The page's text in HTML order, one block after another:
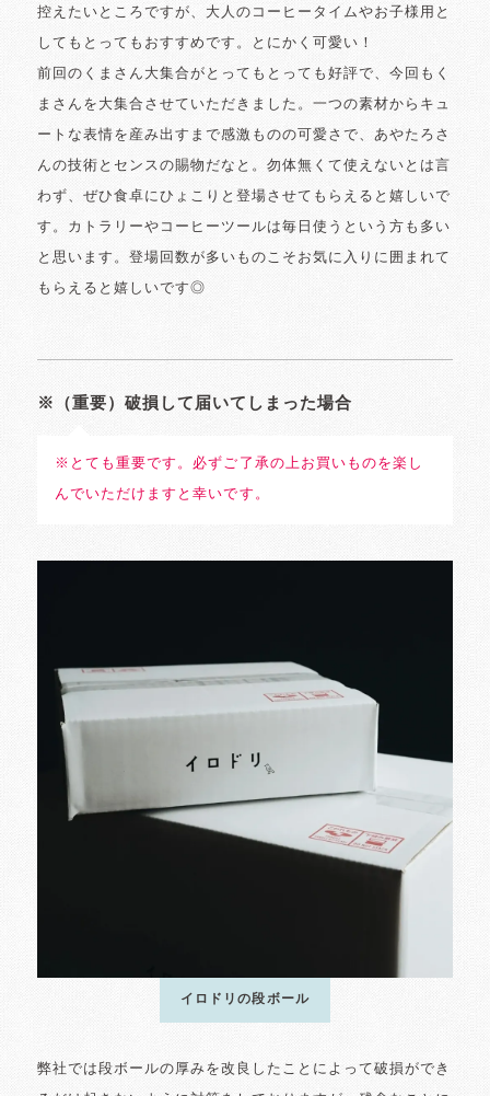
控えたいところですが、大人のコーヒータイムやお子様用と
してもとってもおすすめです。とにかく可愛い！
前回のくまさん大集合がとってもとっても好評で、今回もく
まさんを大集合させていただきました。一つの素材からキュ
ートな表情を産み出すまで感激ものの可愛さで、あやたろさ
んの技術とセンスの賜物だなと。勿体無くて使えないとは言
わず、ぜひ食卓にひょこりと登場させてもらえると嬉しいで
す。カトラリーやコーヒーツールは毎日使うという方も多い
と思います。登場回数が多いものこそお気に入りに囲まれて
もらえると嬉しいです◎
※（重要）破損して届いてしまった場合
※とても重要です。必ずご了承の上お買いものを楽し
んでいただけますと幸いです。
イロドリの段ボール
弊社では段ボールの厚みを改良したことによって破損ができ